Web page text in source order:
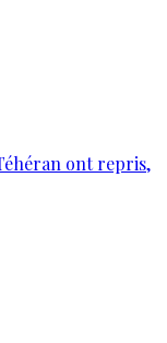
ont repris,